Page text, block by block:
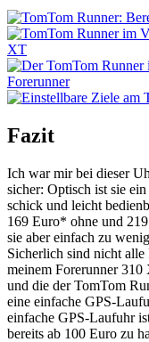
Fazit
Ich war mir bei dieser
sicher: Optisch ist sie
schick und leicht
169 Euro* ohne und
sie aber einfach zu
Sicherlich sind nicht
meinem Forerunner
und die der TomTom
eine einfache GPS-
einfache GPS-Laufuhr
bereits ab 100 Euro zu